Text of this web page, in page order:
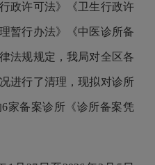
许可法》《卫生行政许
暂行办法》《中医诊所备
法规规定，我局对全区各
进行了清理，现拟对诊所
家备案诊所《诊所备案凭